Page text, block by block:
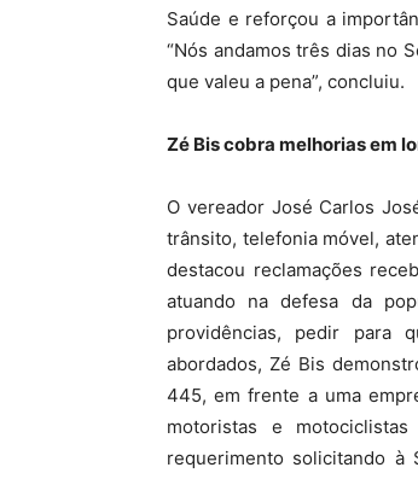
Saúde e reforçou a
“Nós andamos três dias no
que valeu a pena”, concluiu.
Zé Bis cobra melhorias em
O vereador José Carlos
trânsito, telefonia móvel,
destacou reclamações
atuando na defesa da
providências, pedir para
abordados, Zé Bis
445, em frente a uma
motoristas e
requerimento solicitando à